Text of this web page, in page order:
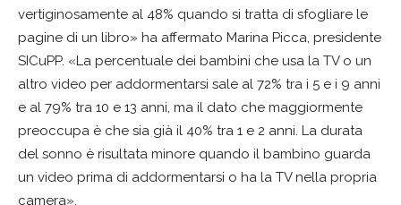
vertiginosamente al 48% quando si tratta di sfogliare le
pagine di un libro» ha affermato Marina Picca, presidente
SICuPP. «La percentuale dei bambini che usa la TV o un
altro video per addormentarsi sale al 72% tra i 5 e i 9 anni
e al 79% tra 10 e 13 anni, ma il dato che maggiormente
preoccupa è che sia già il 40% tra 1 e 2 anni. La durata
del sonno è risultata minore quando il bambino guarda
un video prima di addormentarsi o ha la TV nella propria
camera».